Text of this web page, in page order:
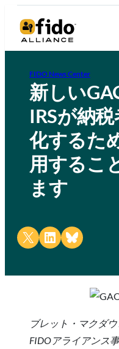
FIDO News Center
新しい
IRSが納
化するた
用するこ
ます
Share on X Share on LinkedIn
Share on Bluesky
ブレット・マクダウ
FIDOアライアンス